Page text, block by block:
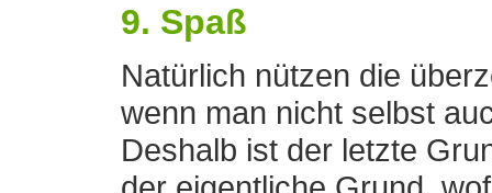
9. Spaß
Natürlich nützen die
wenn man nicht selbst
Deshalb ist der letzte